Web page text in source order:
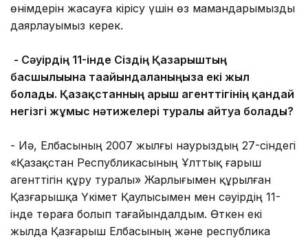
өнімдерін жасауға кірісу үшін өз мамандарымызды
даярлауымыз керек.
- Сәуірдің 11-інде Сіздің Қазғарыштың
басшылығына тағайындалғаныңызға екі жыл
болады. Қазақстанның ғарыш агенттігінің қандай
негізгі жұмыс нәтижелері туралы айтуға болады?
- Иә, Елбасының 2007 жылғы наурыздың 27-сіндегі
«Қазақстан Республикасының Ұлттық ғарыш
агенттігін құру туралы» Жарлығымен құрылған
Қазғарышқа Үкімет Қаулысымен мен сәуірдің 11-
інде төраға болып тағайындалдым. Өткен екі
жылда Қазғарыш Елбасының және республика